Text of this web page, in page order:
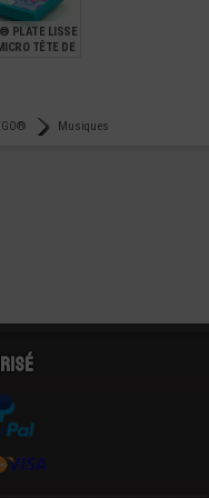
PLATE LISSE
TÊTE DE
Musiques